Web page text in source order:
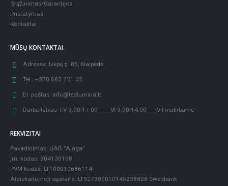
Grąžinimas/Garantijos
Pristatymas
Kontaktai
MŪSŲ KONTAKTAI
Adresas: Liepų g. 85, Klaipėda
Tel.: +370 683 221 03
El. paštas: info@ledlumina.lt
Darbo laikas: I-V 9:00-17:00_____VI 9:00-14:00____VII nedirbame
REKVIZITAI
Pavadinimas: UAB “Alaga”
Įm. kodas: 304130108
PVM kodas: LT100010686114
Atsiskaitomoji sąskaita: LT927300010145238828 Swedbank